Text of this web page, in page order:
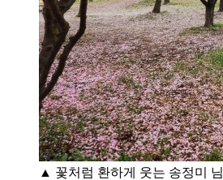
▲ 꽃처럼 환하게 웃는 송정미 님